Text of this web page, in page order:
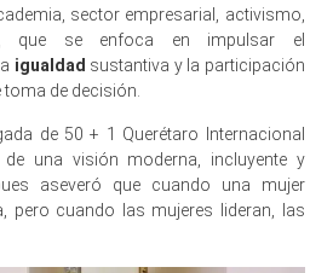
sector empresarial, activismo,
que se enfoca en impulsar el
igualdad sustantiva y la participación
de decisión.
de 50 + 1 Querétaro Internacional
una visión moderna, incluyente y
aseveró que cuando una mujer
pero cuando las mujeres lideran, las